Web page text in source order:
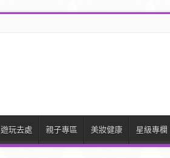
遊玩去處 親子專區 美妝健康 星級專欄